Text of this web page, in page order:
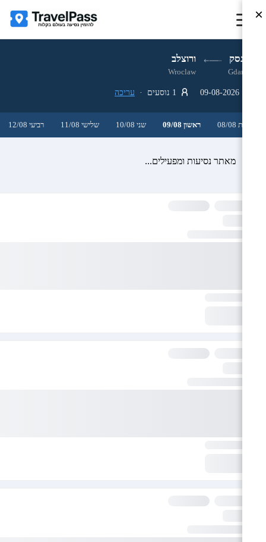
גדנסק ורוצלב
Gdansk
Wroclaw
עריכה
שבת 08/08 ראשון 09/08 שני 10/08 שלישי 11/08 רביעי 12/08
מאתר נסיעות ומפעילים...
×